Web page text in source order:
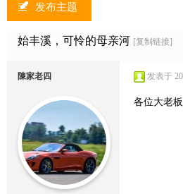
发布主题
始丰溪，可怜的母亲河 [复制链接]
陳家老四 发表于
各位大老